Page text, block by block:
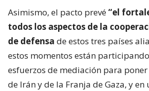
Asimismo, el pacto prevé“el
todos los aspectos de la
de defensa de estos tres países
estos momentos están
esfuerzos de mediación para
de Irán y de la Franja de Gaza, y en